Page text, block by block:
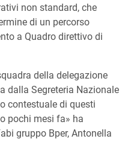
non standard, che
di un percorso
a Quadro direttivo di
della delegazione
dalla Segreteria Nazionale
contestuale di questi
pochi mesi fa» ha
gruppo Bper, Antonella